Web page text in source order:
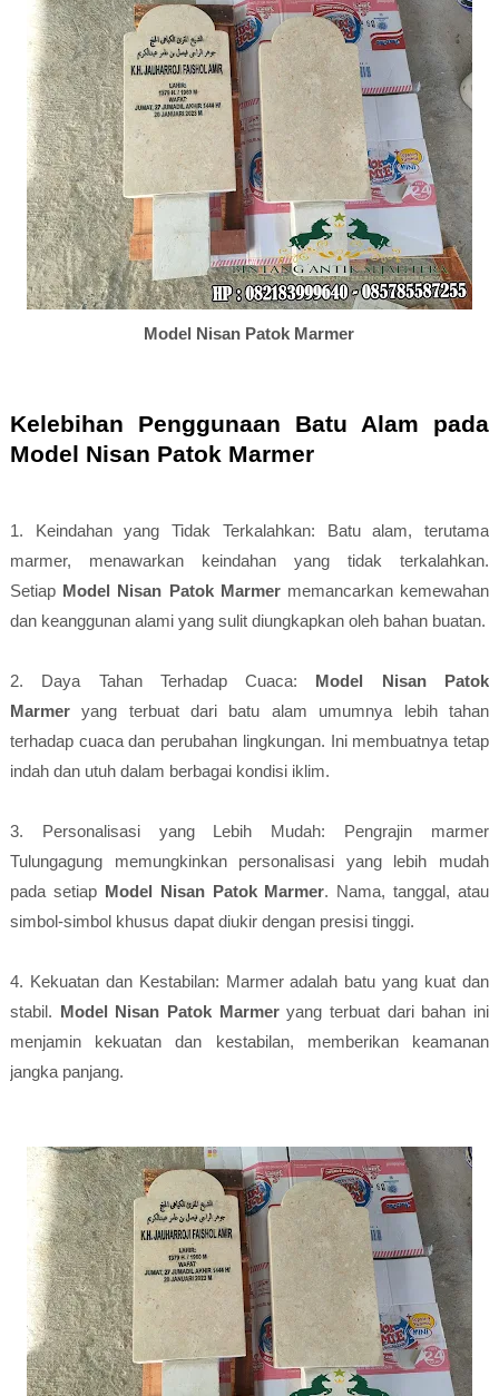
Model Nisan Patok Marmer
Kelebihan Penggunaan Batu Alam pada
Model Nisan Patok Marmer
1. Keindahan yang Tidak Terkalahkan: Batu alam, terutama
marmer, menawarkan keindahan yang tidak terkalahkan.
Setiap Model Nisan Patok Marmermemancarkan kemewahan
dan keanggunan alami yang sulit diungkapkan oleh bahan buatan.
2. Daya Tahan Terhadap Cuaca: Model Nisan Patok
Marmeryang terbuat dari batu alam umumnya lebih tahan
terhadap cuaca dan perubahan lingkungan. Ini membuatnya tetap
indah dan utuh dalam berbagai kondisi iklim.
3. Personalisasi yang Lebih Mudah: Pengrajin marmer
Tulungagung memungkinkan personalisasi yang lebih mudah
pada setiap Model Nisan Patok Marmer. Nama, tanggal, atau
simbol-simbol khusus dapat diukir dengan presisi tinggi.
4. Kekuatan dan Kestabilan: Marmer adalah batu yang kuat dan
stabil. Model Nisan Patok Marmeryang terbuat dari bahan ini
menjamin kekuatan dan kestabilan, memberikan keamanan
jangka panjang.